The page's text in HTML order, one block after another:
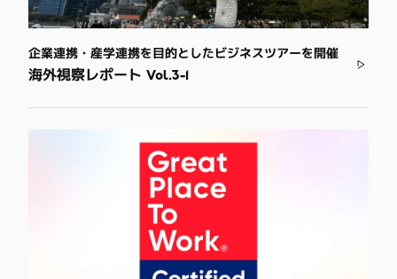
企業連携・産学連携を目的としたビジネスツアーを開催
海外視察レポート Vol.3-1